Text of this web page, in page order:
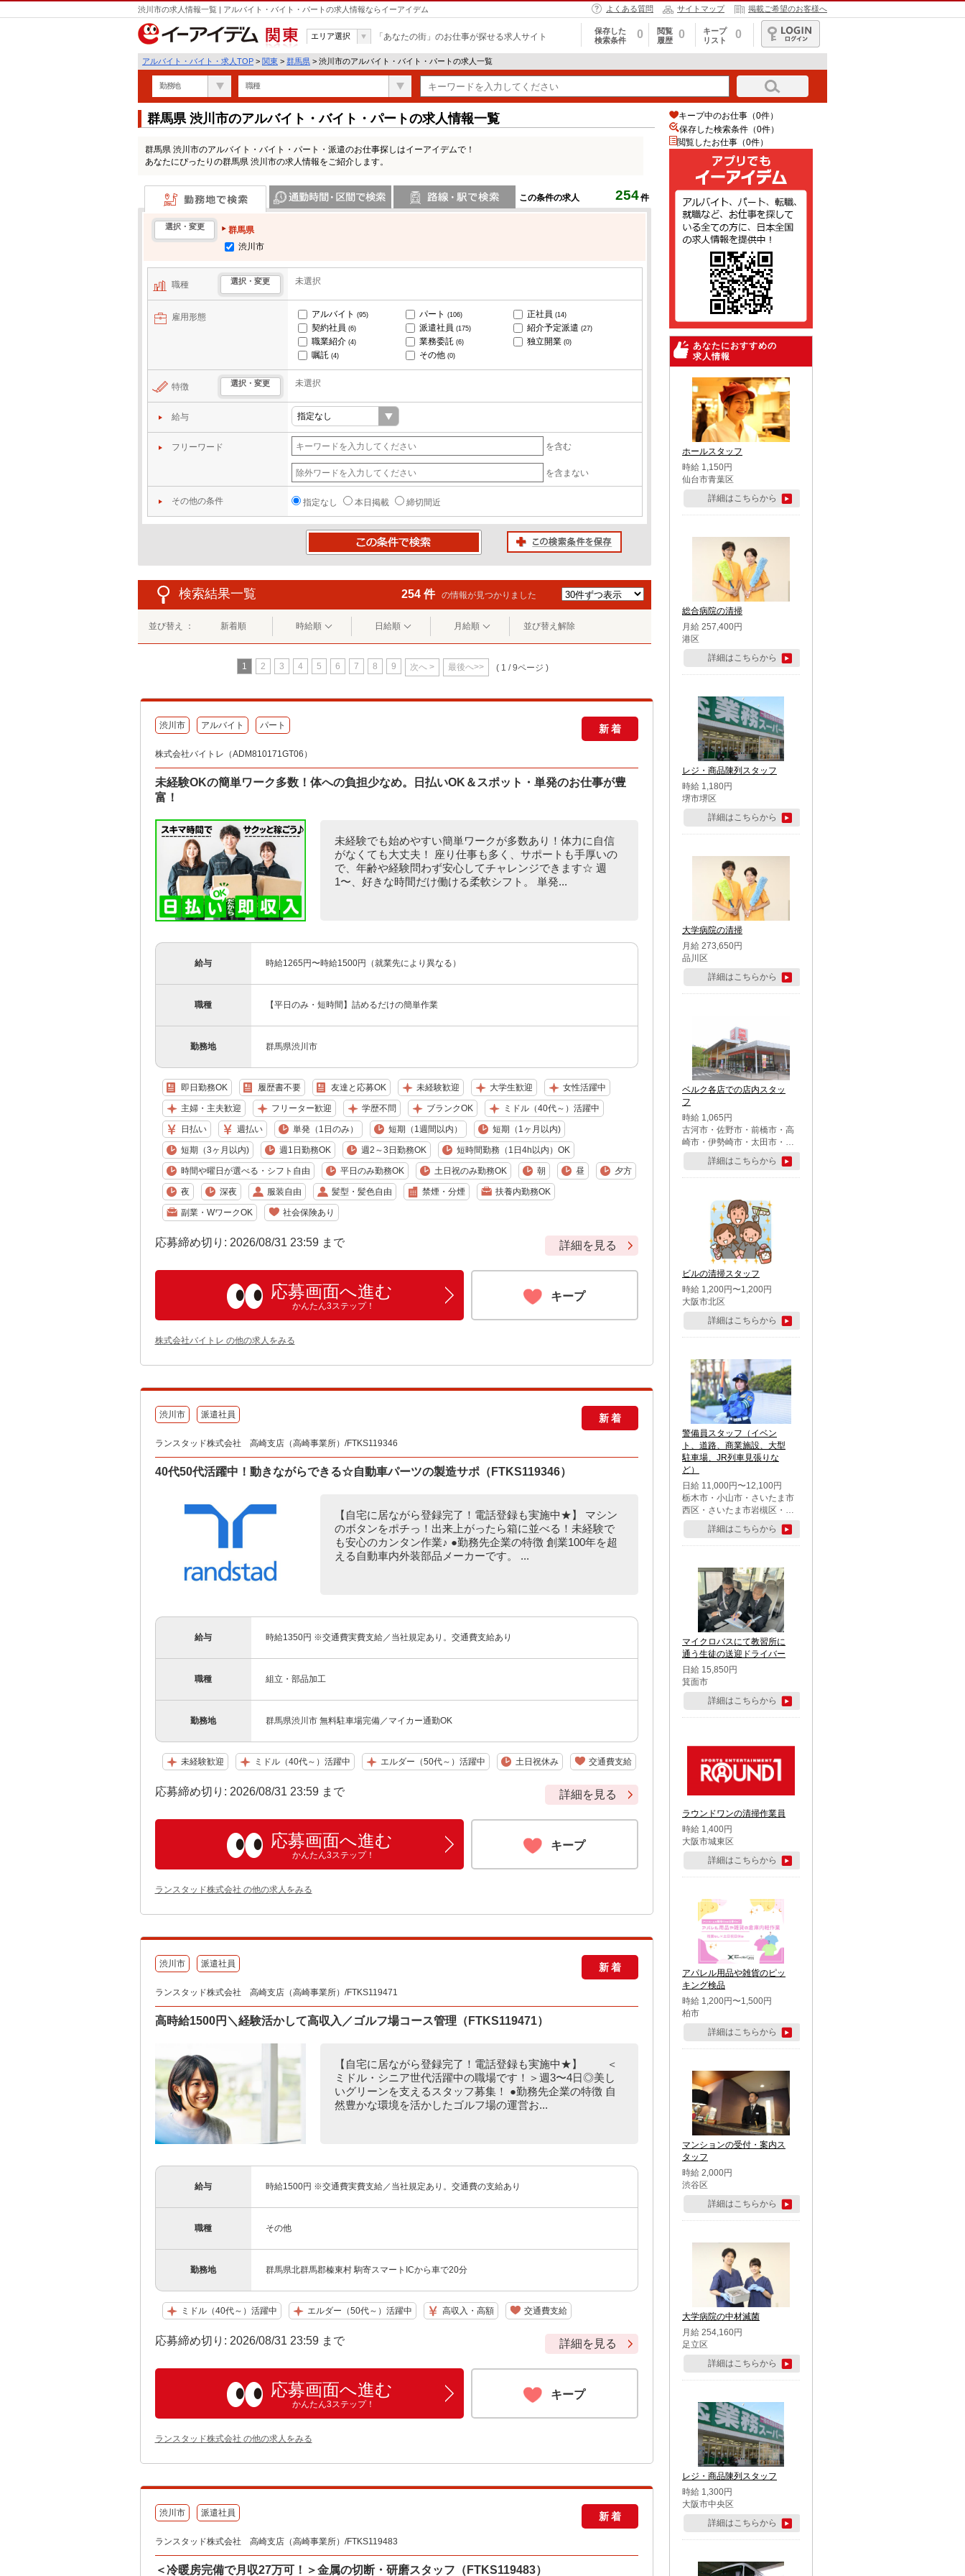
渋川市の求人情報一覧 | アルバイト・バイト・パートの求人情報ならイーアイデム よくある質問 サイトマップ 掲載ご希望のお客様へ
関東
エリア選択 「あなたの街」のお仕事が探せる求人サイト
保存した
検索条件
0
閲覧
履歴
0
キープ
リスト
0
ログイン
アルバイト・バイト・求人TOP > 関東 > 群馬県 > 渋川市のアルバイト・バイト・パートの求人一覧
勤務地 職種
群馬県 渋川市のアルバイト・バイト・パートの求人情報一覧
群馬県 渋川市のアルバイト・バイト・パート・派遣のお仕事探しはイーアイデムで！
あなたにぴったりの群馬県 渋川市の求人情報をご紹介します。
この条件の求人 254件
勤務地で検索
選択・変更
群馬県
渋川市
職種 選択・変更 未選択
雇用形態 アルバイト (95) パート (106) 正社員 (14)
契約社員 (6) 派遣社員 (175) 紹介予定派遣 (27)
職業紹介 (4) 業務委託 (6) 独立開業 (0)
嘱託 (4) その他 (0)
特徴 選択・変更 未選択
給与
フリーワード を含む
を含まない
その他の条件 指定なし 本日掲載 締切間近
検索結果一覧 254 件 の情報が見つかりました
並び替え ： 新着順 時給順 日給順 月給順 並び替え解除
1 2 3 4 5 6 7 8 9 次へ > 最後へ>> ( 1 / 9ページ )
渋川市 アルバイト パート 新着
株式会社バイトレ（ADM810171GT06）
未経験OKの簡単ワーク多数！体への負担少なめ。日払いOK＆スポット・単発のお仕事が豊
富！
未経験でも始めやすい簡単ワークが多数あり！体力に自信
がなくても大丈夫！ 座り仕事も多く、サポートも手厚いの
で、年齢や経験問わず安心してチャレンジできます☆ 週
1〜、好きな時間だけ働ける柔軟シフト。 単発...
給与 時給1265円〜時給1500円（就業先により異なる）
職種 【平日のみ・短時間】詰めるだけの簡単作業
勤務地 群馬県渋川市
即日勤務OK 履歴書不要 友達と応募OK 未経験歓迎 大学生歓迎 女性活躍中
主婦・主夫歓迎 フリーター歓迎 学歴不問 ブランクOK ミドル（40代～）活躍中
日払い 週払い 単発（1日のみ） 短期（1週間以内） 短期（1ヶ月以内)
短期（3ヶ月以内) 週1日勤務OK 週2～3日勤務OK 短時間勤務（1日4h以内）OK
時間や曜日が選べる・シフト自由 平日のみ勤務OK 土日祝のみ勤務OK 朝 昼 夕方
夜 深夜 服装自由 髪型・髪色自由 禁煙・分煙 扶養内勤務OK
副業・WワークOK 社会保険あり
応募締め切り: 2026/08/31 23:59 まで 詳細を見る
応募画面へ進む
かんたん3ステップ！
キープ
株式会社バイトレ の他の求人をみる
渋川市 派遣社員 新着
ランスタッド株式会社 高崎支店（高崎事業所）/FTKS119346
40代50代活躍中！動きながらできる☆自動車パーツの製造サポ（FTKS119346）
【自宅に居ながら登録完了！電話登録も実施中★】 マシン
のボタンをポチっ！出来上がったら箱に並べる！未経験で
も安心のカンタン作業♪ ●勤務先企業の特徴 創業100年を超
える自動車内外装部品メーカーです。 ...
給与 時給1350円 ※交通費実費支給／当社規定あり。交通費支給あり
職種 組立・部品加工
勤務地 群馬県渋川市 無料駐車場完備／マイカー通勤OK
未経験歓迎 ミドル（40代～）活躍中 エルダー（50代～）活躍中 土日祝休み 交通費支給
応募締め切り: 2026/08/31 23:59 まで 詳細を見る
応募画面へ進む
かんたん3ステップ！
キープ
ランスタッド株式会社 の他の求人をみる
渋川市 派遣社員 新着
ランスタッド株式会社 高崎支店（高崎事業所）/FTKS119471
高時給1500円＼経験活かして高収入／ゴルフ場コース管理（FTKS119471）
【自宅に居ながら登録完了！電話登録も実施中★】 ＜
ミドル・シニア世代活躍中の職場です！＞週3〜4日◎美し
いグリーンを支えるスタッフ募集！ ●勤務先企業の特徴 自
然豊かな環境を活かしたゴルフ場の運営お...
給与 時給1500円 ※交通費実費支給／当社規定あり。交通費の支給あり
職種 その他
勤務地 群馬県北群馬郡榛東村 駒寄スマートICから車で20分
ミドル（40代～）活躍中 エルダー（50代～）活躍中 高収入・高額 交通費支給
応募締め切り: 2026/08/31 23:59 まで 詳細を見る
応募画面へ進む
かんたん3ステップ！
キープ
ランスタッド株式会社 の他の求人をみる
渋川市 派遣社員 新着
ランスタッド株式会社 高崎支店（高崎事業所）/FTKS119483
＜冷暖房完備で月収27万可！＞金属の切断・研磨スタッフ（FTKS119483）
キープ中のお仕事（0件）
保存した検索条件（0件）
閲覧したお仕事（0件）
あなたにおすすめの
求人情報
ホールスタッフ
時給 1,150円
仙台市青葉区
詳細はこちらから
総合病院の清掃
月給 257,400円
港区
詳細はこちらから
レジ・商品陳列スタッフ
時給 1,180円
堺市堺区
詳細はこちらから
大学病院の清掃
月給 273,650円
品川区
詳細はこちらから
ベルク各店での店内スタッ
フ
時給 1,065円
古河市・佐野市・前橋市・高
崎市・伊勢崎市・太田市・館
林市・藤岡市・大泉町・さい
たま市北区・川越市・熊谷
市・行田市・秩父市・所沢
市・鶴ケ島市・千葉市中央
区・市川市・松戸市・習志野
市・柏市・流山市・八千代
市・足立区・江戸川区・八王
子市・町田市
詳細はこちらから
ビルの清掃スタッフ
時給 1,200円〜1,200円
大阪市北区
詳細はこちらから
警備員スタッフ（イベン
ト、道路、商業施設、大型
駐車場、JR列車見張りな
ど）
日給 11,000円〜12,100円
栃木市・小山市・さいたま市
西区・さいたま市岩槻区・久
喜市・蓮田市
詳細はこちらから
マイクロバスにて教習所に
通う生徒の送迎ドライバー
日給 15,850円
箕面市
詳細はこちらから
ラウンドワンの清掃作業員
時給 1,400円
大阪市城東区
詳細はこちらから
アパレル用品や雑貨のピッ
キング検品
時給 1,200円〜1,500円
柏市
詳細はこちらから
マンションの受付・案内ス
タッフ
時給 2,000円
渋谷区
詳細はこちらから
大学病院の中材滅菌
月給 254,160円
足立区
詳細はこちらから
レジ・商品陳列スタッフ
時給 1,300円
大阪市中央区
詳細はこちらから